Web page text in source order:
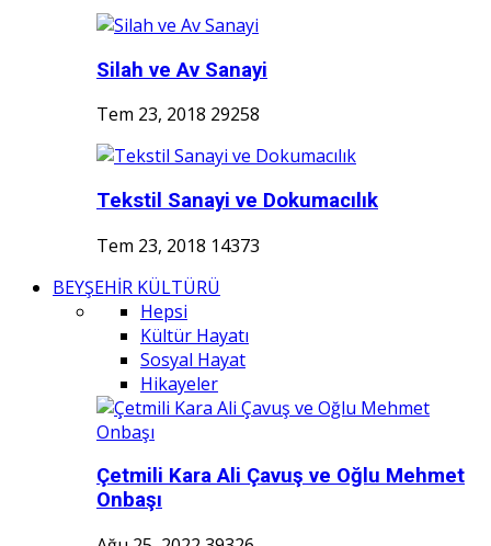
Silah ve Av Sanayi
Tem 23, 2018 29258
Tekstil Sanayi ve Dokumacılık
Tem 23, 2018 14373
BEYŞEHİR KÜLTÜRÜ
Hepsi
Kültür Hayatı
Sosyal Hayat
Hikayeler
Çetmili Kara Ali Çavuş ve Oğlu Mehmet
Onbaşı